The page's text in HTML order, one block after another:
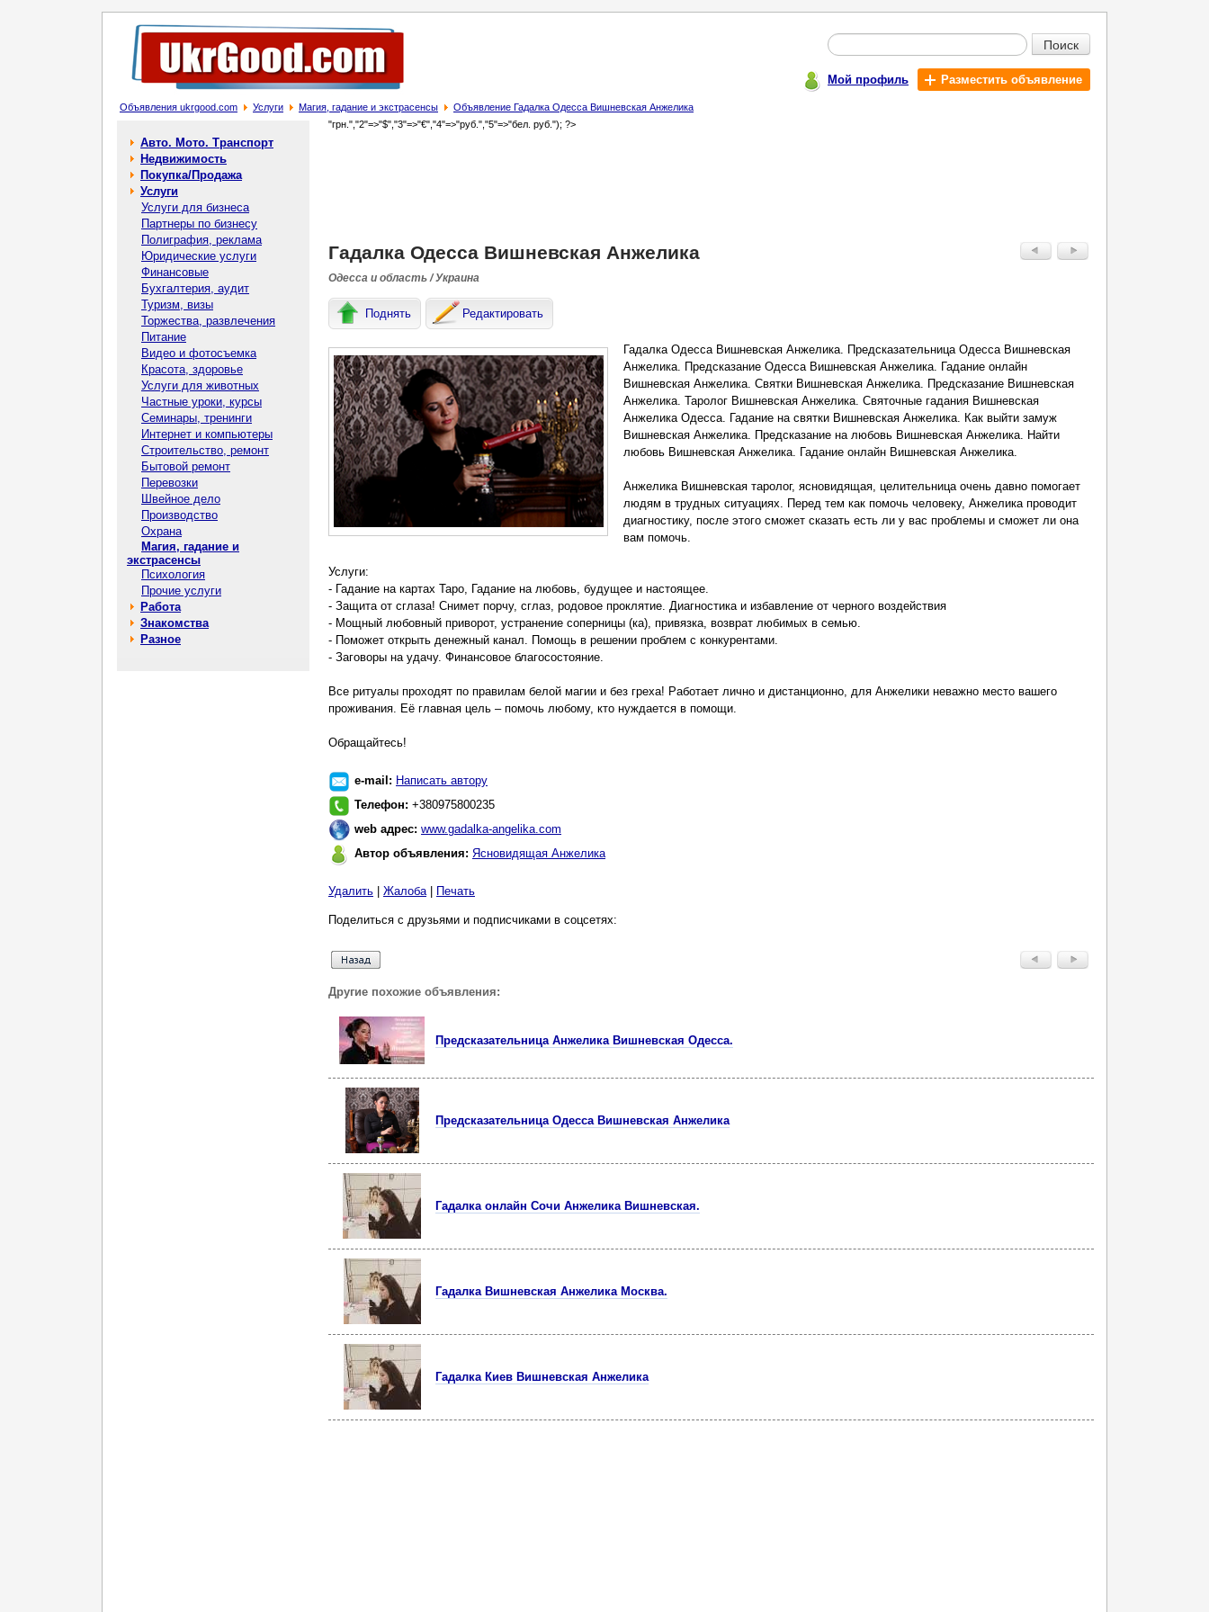
Поиск
Мой профиль Разместить объявление
Объявления ukrgood.com Услуги Магия, гадание и экстрасенсы Объявление Гадалка Одесса Вишневская Анжелика
Авто. Мото. Транспорт
Недвижимость
Покупка/Продажа
Услуги
Услуги для бизнеса
Партнеры по бизнесу
Полиграфия, реклама
Юридические услуги
Финансовые
Бухгалтерия, аудит
Туризм, визы
Торжества, развлечения
Питание
Видео и фотосъемка
Красота, здоровье
Услуги для животных
Частные уроки, курсы
Семинары, тренинги
Интернет и компьютеры
Строительство, ремонт
Бытовой ремонт
Перевозки
Швейное дело
Производство
Охрана
Магия, гадание и
экстрасенсы
Психология
Прочие услуги
Работа
Знакомства
Разное
"грн.","2"=>"$","3"=>"€","4"=>"руб.","5"=>"бел. руб."); ?>
Гадалка Одесса Вишневская Анжелика
Одесса и область / Украина
Поднять Редактировать
Гадалка Одесса Вишневская Анжелика. Предсказательница Одесса Вишневская
Анжелика. Предсказание Одесса Вишневская Анжелика. Гадание онлайн
Вишневская Анжелика. Святки Вишневская Анжелика. Предсказание Вишневская
Анжелика. Таролог Вишневская Анжелика. Святочные гадания Вишневская
Анжелика Одесса. Гадание на святки Вишневская Анжелика. Как выйти замуж
Вишневская Анжелика. Предсказание на любовь Вишневская Анжелика. Найти
любовь Вишневская Анжелика. Гадание онлайн Вишневская Анжелика.
Анжелика Вишневская таролог, ясновидящая, целительница очень давно помогает
людям в трудных ситуациях. Перед тем как помочь человеку, Анжелика проводит
диагностику, после этого сможет сказать есть ли у вас проблемы и сможет ли она
вам помочь.
Услуги:
- Гадание на картах Таро, Гадание на любовь, будущее и настоящее.
- Защита от сглаза! Снимет порчу, сглаз, родовое проклятие. Диагностика и избавление от черного воздействия
- Мощный любовный приворот, устранение соперницы (ка), привязка, возврат любимых в семью.
- Поможет открыть денежный канал. Помощь в решении проблем с конкурентами.
- Заговоры на удачу. Финансовое благосостояние.
Все ритуалы проходят по правилам белой магии и без греха! Работает лично и дистанционно, для Анжелики неважно место вашего
проживания. Её главная цель – помочь любому, кто нуждается в помощи.
Обращайтесь!
e-mail: Написать автору
Телефон: +380975800235
web адрес: www.gadalka-angelika.com
Автор объявления: Ясновидящая Анжелика
Удалить Жалоба| Печать
Поделиться с друзьями и подписчиками в соцсетях:
Другие похожие объявления:
Предсказательница Анжелика Вишневская Одесса.
Предсказательница Одесса Вишневская Анжелика
Гадалка онлайн Сочи Анжелика Вишневская.
Гадалка Вишневская Анжелика Москва.
Гадалка Киев Вишневская Анжелика